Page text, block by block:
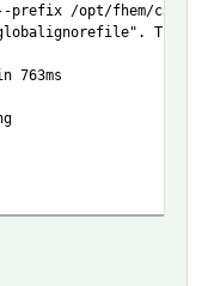
--prefix /opt/fhem/
763ms